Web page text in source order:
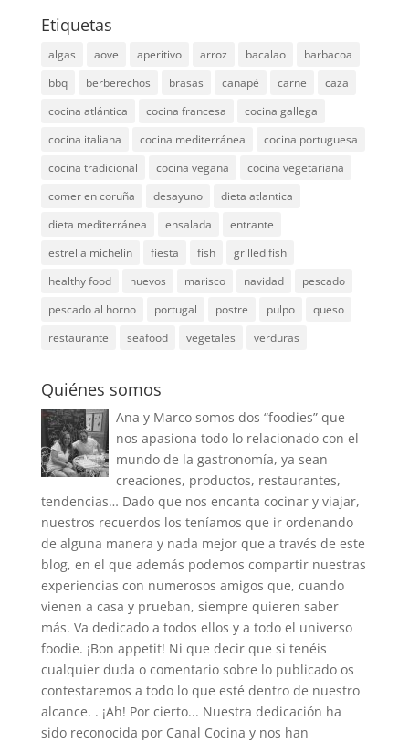
Etiquetas
algas aove aperitivo arroz bacalao
barbacoa
bbq
berberechos brasas canapé carne
caza
cocina atlántica
cocina francesa
cocina gallega
cocina italiana
cocina mediterránea
cocina portuguesa
cocina tradicional
cocina vegana
cocina vegetariana
comer en coruña
desayuno
dieta atlantica
dieta mediterránea
ensalada
entrante
estrella michelin
fiesta fish
grilled fish
healthy food
huevos marisco navidad
pescado
pescado al horno
portugal postre pulpo
queso
restaurante
seafood vegetales verduras
Quiénes somos
Ana y Marco somos dos “foodies” que
nos apasiona todo lo relacionado con el
mundo de la gastronomía, ya sean
creaciones, productos, restaurantes,
tendencias… Dado que nos encanta cocinar y viajar,
nuestros recuerdos los teníamos que ir ordenando
de alguna manera y nada mejor que a través de este
blog, en el que además podemos compartir nuestras
experiencias con numerosos amigos que, cuando
vienen a casa y prueban, siempre quieren saber
más. Va dedicado a todos ellos y a todo el universo
foodie. ¡Bon appetit! Ni que decir que si tenéis
cualquier duda o comentario sobre lo publicado os
contestaremos a todo lo que esté dentro de nuestro
alcance. . ¡Ah! Por cierto... Nuestra dedicación ha
sido reconocida por Canal Cocina y nos han